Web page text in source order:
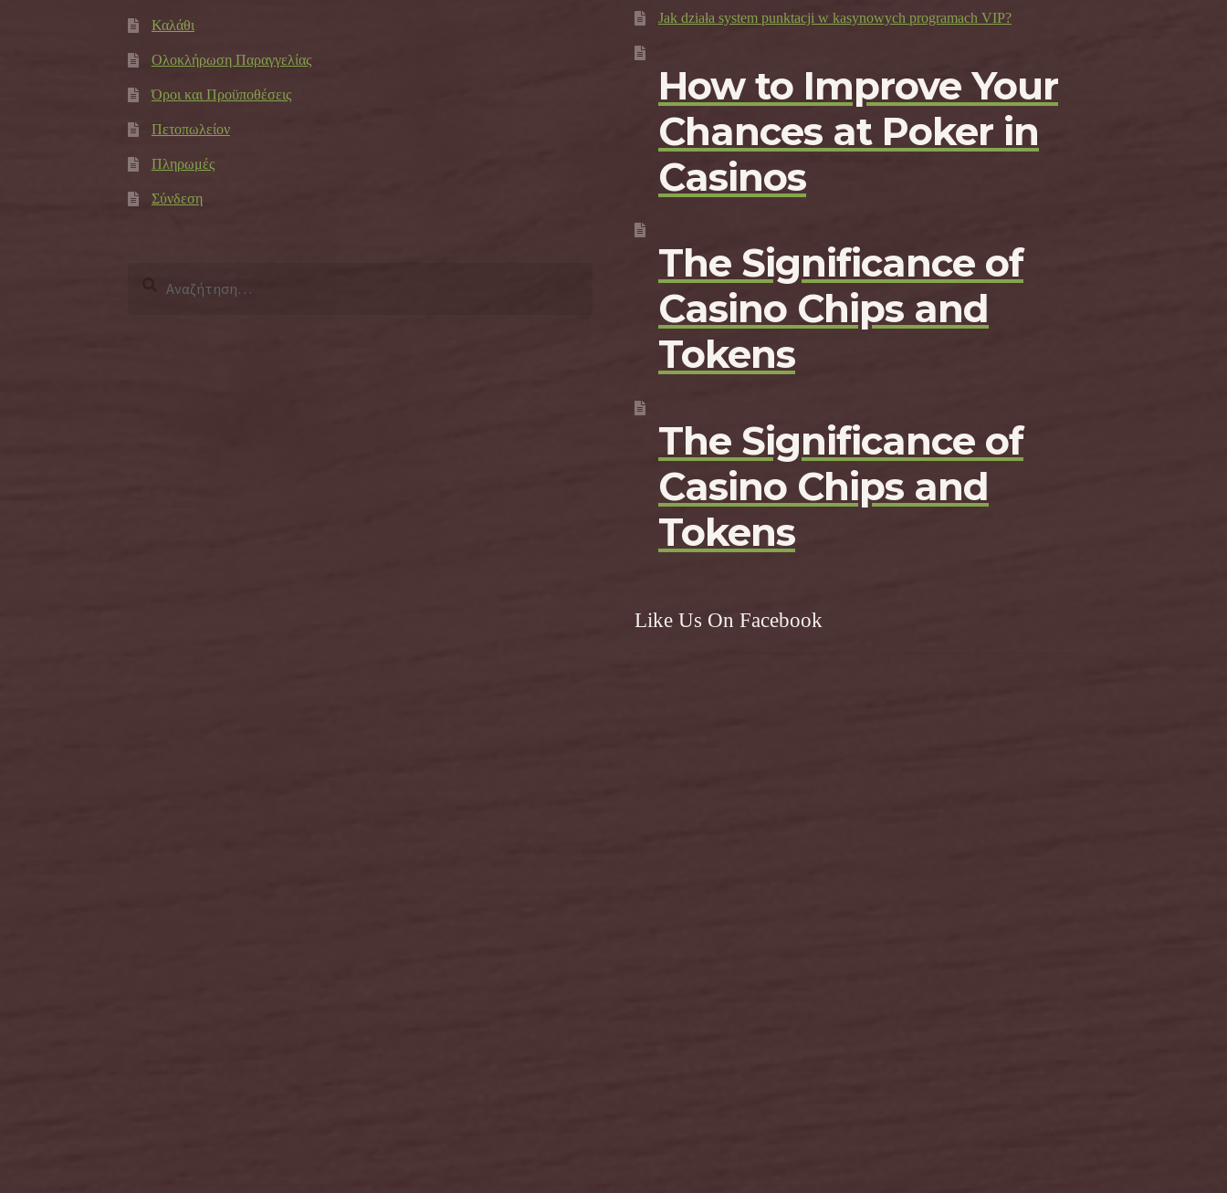
Καλάθι
Ολοκλήρωση Παραγγελίας
Όροι και Προϋποθέσεις
Πετοπωλείον
Πληρωμές
Σύνδεση
Jak działa system punktacji w kasynowych programach VIP?
How to Improve Your
Chances at Poker in
Casinos
The Significance of
Casino Chips and
Tokens
The Significance of
Casino Chips and
Tokens
Like Us On Facebook